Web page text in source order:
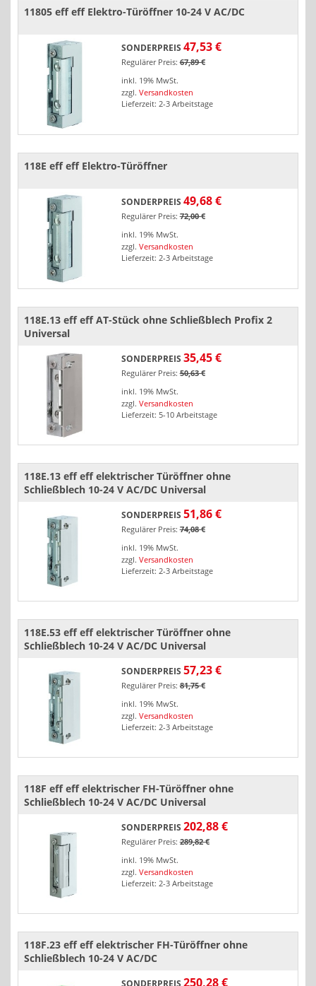
11805 eff eff Elektro-Türöffner 10-24 V AC/DC
SONDERPREIS 47,53 €
Regulärer Preis: 67,89 €
inkl. 19% MwSt.
zzgl. Versandkosten
Lieferzeit: 2-3 Arbeitstage
118E eff eff Elektro-Türöffner
SONDERPREIS 49,68 €
Regulärer Preis: 72,00 €
inkl. 19% MwSt.
zzgl. Versandkosten
Lieferzeit: 2-3 Arbeitstage
118E.13 eff eff AT-Stück ohne Schließblech Profix 2
Universal
SONDERPREIS 35,45 €
Regulärer Preis: 50,63 €
inkl. 19% MwSt.
zzgl. Versandkosten
Lieferzeit: 5-10 Arbeitstage
118E.13 eff eff elektrischer Türöffner ohne
Schließblech 10-24 V AC/DC Universal
SONDERPREIS 51,86 €
Regulärer Preis: 74,08 €
inkl. 19% MwSt.
zzgl. Versandkosten
Lieferzeit: 2-3 Arbeitstage
118E.53 eff eff elektrischer Türöffner ohne
Schließblech 10-24 V AC/DC Universal
SONDERPREIS 57,23 €
Regulärer Preis: 81,75 €
inkl. 19% MwSt.
zzgl. Versandkosten
Lieferzeit: 2-3 Arbeitstage
118F eff eff elektrischer FH-Türöffner ohne
Schließblech 10-24 V AC/DC Universal
SONDERPREIS 202,88 €
Regulärer Preis: 289,82 €
inkl. 19% MwSt.
zzgl. Versandkosten
Lieferzeit: 2-3 Arbeitstage
118F.23 eff eff elektrischer FH-Türöffner ohne
Schließblech 10-24 V AC/DC
SONDERPREIS 250,28 €